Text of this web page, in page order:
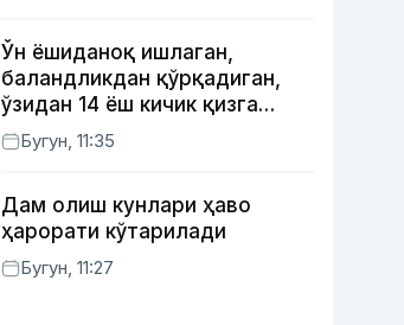
Ўн ёшиданоқ ишлаган,
баландликдан қўрқадиган,
ўзидан 14 ёш кичик қизга
уйланган Ёрқинхўжа Умаров
34 ёшда
Бугун, 11:35
Дам олиш кунлари ҳаво
ҳарорати кўтарилади
Бугун, 11:27